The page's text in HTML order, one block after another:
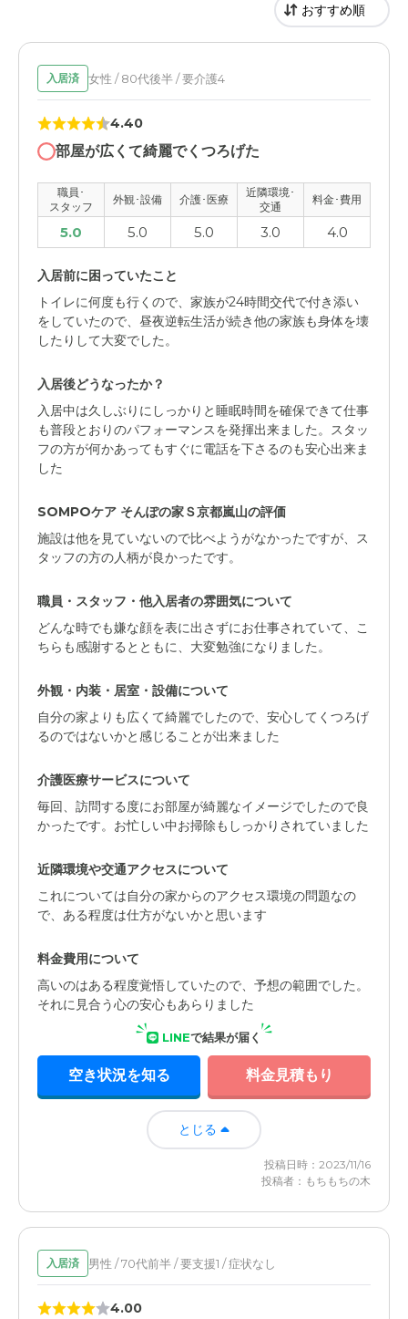
入居済 女性 / 80代後半 / 要介護4
4.40
部屋が広くて綺麗でくつろげた
職員･
スタッフ
外観･設備 介護･医療
近隣環境･
交通
料金･費用
5.0 5.0 5.0 3.0 4.0
入居前に困っていたこと
トイレに何度も行くので、家族が24時間交代で付き添い
をしていたので、昼夜逆転生活が続き他の家族も身体を壊
したりして大変でした。
入居後どうなったか？
入居中は久しぶりにしっかりと睡眠時間を確保できて仕事
も普段とおりのパフォーマンスを発揮出来ました。スタッ
フの方が何かあってもすぐに電話を下さるのも安心出来ま
した
SOMPOケア そんぽの家Ｓ京都嵐山の評価
施設は他を見ていないので比べようがなかったですが、ス
タッフの方の人柄が良かったです。
職員・スタッフ・他入居者の雰囲気について
どんな時でも嫌な顔を表に出さずにお仕事されていて、こ
ちらも感謝するとともに、大変勉強になりました。
外観・内装・居室・設備について
自分の家よりも広くて綺麗でしたので、安心してくつろげ
るのではないかと感じることが出来ました
介護医療サービスについて
毎回、訪問する度にお部屋が綺麗なイメージでしたので良
かったです。お忙しい中お掃除もしっかりされていました
近隣環境や交通アクセスについて
これについては自分の家からのアクセス環境の問題なの
で、ある程度は仕方がないかと思います
料金費用について
高いのはある程度覚悟していたので、予想の範囲でした。
それに見合う心の安心もあらりました
LINEで結果が届く
空き状況を知る 料金見積もり
とじる
投稿日時：2023/11/16
投稿者：もちもちの木
入居済 男性 / 70代前半 / 要支援1 / 症状なし
4.00